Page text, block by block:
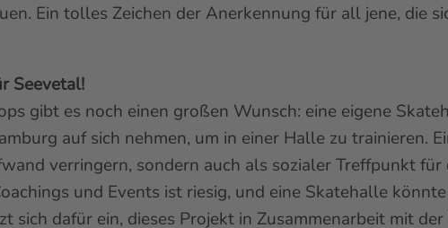
Ein tolles Zeichen der Anerkennung für all jene, die
Seevetal!
gibt es noch einen großen Wunsch: eine eigene
auf sich nehmen, um in einer Halle zu trainieren.
verringern, sondern auch als sozialer Treffpunkt für
und Events ist riesig, und eine Skatehalle
sich dafür ein, dieses Projekt in Zusammenarbeit mit